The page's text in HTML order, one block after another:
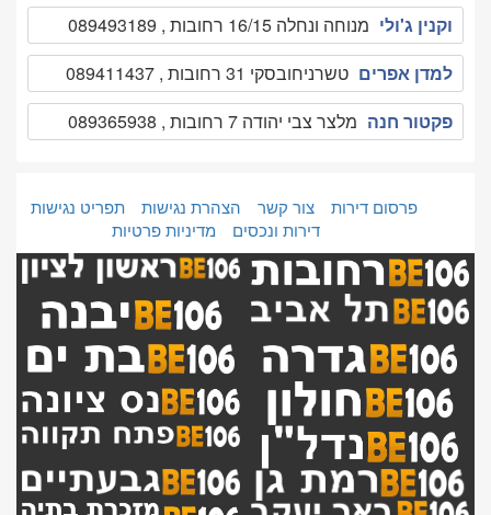
וקנין ג'ולי מנוחה ונחלה 16/15 רחובות , 089493189
למדן אפרים טשרניחובסקי 31 רחובות , 089411437
פקטור חנה מלצר צבי יהודה 7 רחובות , 089365938
פרסום דירות צור קשר הצהרת נגישות
תפריט נגישות
דירות ונכסים
מדיניות פרטיות